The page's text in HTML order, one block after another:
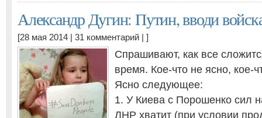
Александр Дугин: Путин, вводи
[28 мая 2014 | 31 комментарий | ]
Спрашивают, как все
время. Кое-что не ясно, кое-
Ясно следующее:
1. У Киева с Порошенко сил
ЛНР хватит (при условии